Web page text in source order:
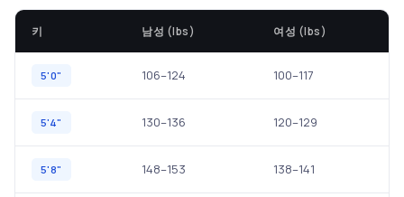
키 남성 (lbs) 여성 (lbs)
5'0" 106–124 100–117
5'4" 130–136 120–129
5'8" 148–153 138–141